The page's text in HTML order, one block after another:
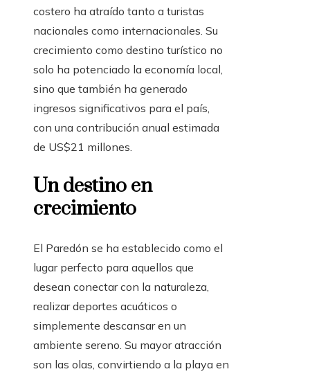
costero ha atraído tanto a turistas
nacionales como internacionales. Su
crecimiento como destino turístico no
solo ha potenciado la economía local,
sino que también ha generado
ingresos significativos para el país,
con una contribución anual estimada
de US$21 millones.
Un destino en
crecimiento
El Paredón se ha establecido como el
lugar perfecto para aquellos que
desean conectar con la naturaleza,
realizar deportes acuáticos o
simplemente descansar en un
ambiente sereno. Su mayor atracción
son las olas, convirtiendo a la playa en